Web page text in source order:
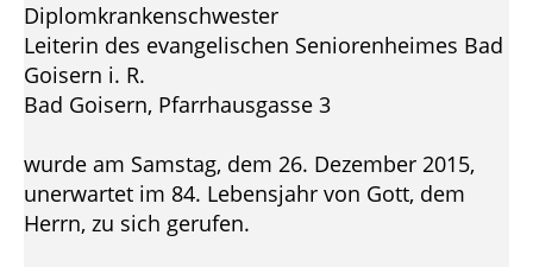
Diplomkrankenschwester
Leiterin des evangelischen Seniorenheimes Bad
Goisern i. R.
Bad Goisern, Pfarrhausgasse 3
wurde am Samstag, dem 26. Dezember 2015,
unerwartet im 84. Lebensjahr von Gott, dem
Herrn, zu sich gerufen.